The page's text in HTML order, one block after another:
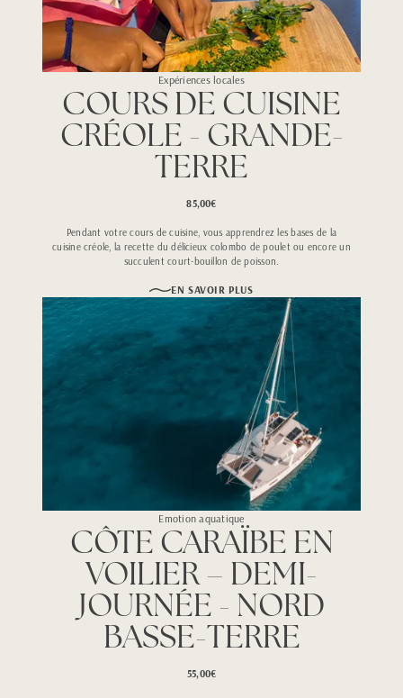
Expériences locales
COURS DE CUISINE
CRÉOLE - GRANDE-
TERRE
85,00€
Pendant votre cours de cuisine, vous apprendrez les bases de la
cuisine créole, la recette du délicieux colombo de poulet ou encore un
succulent court-bouillon de poisson.
EN SAVOIR PLUS
Emotion aquatique
CÔTE CARAÏBE EN
VOILIER – DEMI-
JOURNÉE - NORD
BASSE-TERRE
55,00€